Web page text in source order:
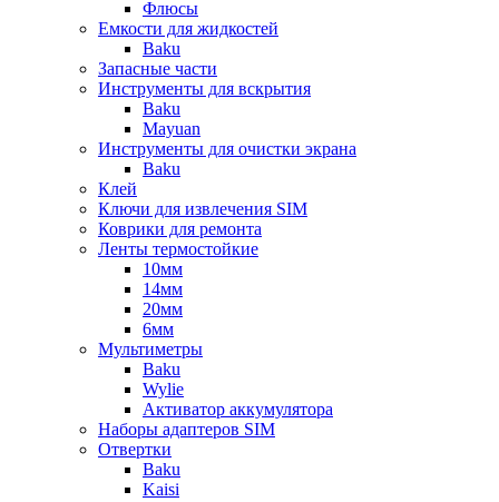
Флюсы
Емкости для жидкостей
Baku
Запасные части
Инструменты для вскрытия
Baku
Mayuan
Инструменты для очистки экрана
Baku
Клей
Ключи для извлечения SIM
Коврики для ремонта
Ленты термостойкие
10мм
14мм
20мм
6мм
Мультиметры
Baku
Wylie
Активатор аккумулятора
Наборы адаптеров SIM
Отвертки
Baku
Kaisi